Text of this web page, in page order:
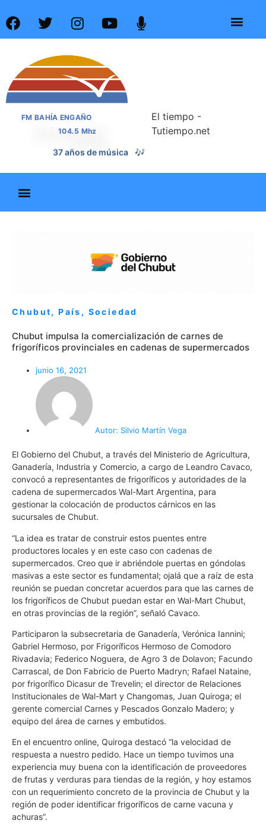
FM BAHÍA ENGAÑO
104.5 Mhz
37 años de noticias 📰
El tiempo -
Tutiempo.net
Chubut,País , Sociedad
Chubut impulsa la comercialización de carnes de
frigoríficos provinciales en cadenas de supermercados
junio 16, 2021
Autor: Silvio Martín Vega
El Gobierno del Chubut, a través del Ministerio de Agricultura,
Ganadería, Industria y Comercio, a cargo de Leandro Cavaco,
convocó a representantes de frigoríficos y autoridades de la
cadena de supermercados Wal-Mart Argentina, para
gestionar la colocación de productos cárnicos en las
sucursales de Chubut.
“La idea es tratar de construir estos puentes entre
productores locales y en este caso con cadenas de
supermercados. Creo que ir abriéndole puertas en góndolas
masivas a este sector es fundamental; ojalá que a raíz de esta
reunión se puedan concretar acuerdos para que las carnes de
los frigoríficos de Chubut puedan estar en Wal-Mart Chubut,
en otras provincias de la región”, señaló Cavaco.
Participaron la subsecretaria de Ganadería, Verónica Iannini;
Gabriel Hermoso, por Frigoríficos Hermoso de Comodoro
Rivadavia; Federico Noguera, de Agro 3 de Dolavon; Facundo
Carrascal, de Don Fabricio de Puerto Madryn; Rafael Nataine,
por frigorífico Dicasur de Trevelin; el director de Relaciones
Institucionales de Wal-Mart y Changomas, Juan Quiroga; el
gerente comercial Carnes y Pescados Gonzalo Madero; y
equipo del área de carnes y embutidos.
En el encuentro online, Quiroga destacó “la velocidad de
respuesta a nuestro pedido. Hace un tiempo tuvimos una
experiencia muy buena con la identificación de proveedores
de frutas y verduras para tiendas de la región, y hoy estamos
con un requerimiento concreto de la provincia de Chubut y la
región de poder identificar frigoríficos de carne vacuna y
achuras”.